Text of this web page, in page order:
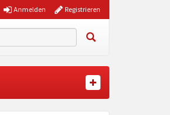
Registrieren
Anmelden